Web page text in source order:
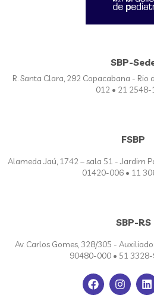
SBP-
R. Santa Clara, 292 Copacabana - Rio
012 • 21
FSBP
Alameda Jaú, 1742 – sala 51 - Jardim
01420-006 • 11
SBP-RS
Av. Carlos Gomes, 328/305 -
90480-000 • 51